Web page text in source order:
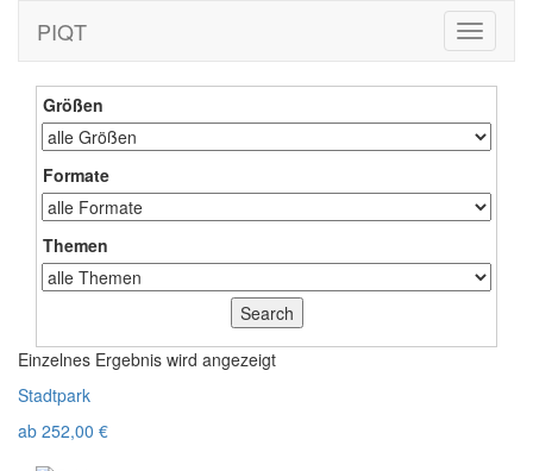
Toggle
PIQT
Größen
Formate
Themen
Einzelnes Ergebnis wird angezeigt
Stadtpark
ab 252,00 €